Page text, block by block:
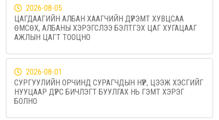
2026-08-05
ЦАГДААГИЙН АЛБАН ХААГЧИЙН ДҮРЭМТ ХУВЦСАА
ӨМСӨХ, АЛБАНЫ ХЭРЭГСЛЭЭ БЭЛТГЭХ ЦАГ ХУГАЦААГ
АЖЛЫН ЦАГТ ТООЦНО
2026-08-01
СУРГУУЛИЙН ОРЧИНД СУРАГЧДЫН НҮҮР, ЦЭЭЖ ХЭСГИЙГ
НУУЦААР ДҮРС БИЧЛЭГТ БУУЛГАХ НЬ ГЭМТ ХЭРЭГ
БОЛНО